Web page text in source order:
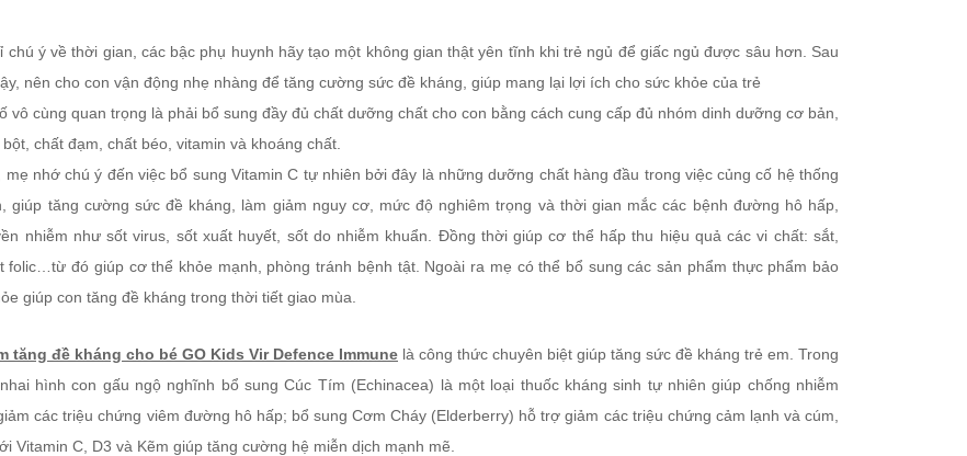
chú ý về thời gian, các bậc phụ huynh hãy tạo một không gian thật yên tĩnh khi trẻ ngủ để giấc ngủ được sâu hơn. Sau
nên cho con vận động nhẹ nhàng để tăng cường sức đề kháng, giúp mang lại lợi ích cho sức khỏe của trẻ
vô cùng quan trọng là phải bổ sung đầy đủ chất dưỡng chất cho con bằng cách cung cấp đủ nhóm dinh dưỡng cơ bản,
chất đạm, chất béo, vitamin và khoáng chất.
mẹ nhớ chú ý đến việc bổ sung Vitamin C tự nhiên bởi đây là những dưỡng chất hàng đầu trong việc củng cố hệ thống
giúp tăng cường sức đề kháng, làm giảm nguy cơ, mức độ nghiêm trọng và thời gian mắc các bệnh đường hô hấp,
nhiễm như sốt virus, sốt xuất huyết, sốt do nhiễm khuẩn. Đồng thời giúp cơ thể hấp thu hiệu quả các vi chất: sắt,
folic…từ đó giúp cơ thể khỏe mạnh, phòng tránh bệnh tật. Ngoài ra mẹ có thể bổ sung các sản phẩm thực phẩm bảo
giúp con tăng đề kháng trong thời tiết giao mùa.
tăng đề kháng cho bé GO Kids Vir Defence Immune là công thức chuyên biệt giúp tăng sức đề kháng trẻ em. Trong
hình con gấu ngộ nghĩnh bổ sung Cúc Tím (Echinacea) là một loại thuốc kháng sinh tự nhiên giúp chống nhiễm
các triệu chứng viêm đường hô hấp; bổ sung Cơm Cháy (Elderberry) hỗ trợ giảm các triệu chứng cảm lạnh và cúm,
Vitamin C, D3 và Kẽm giúp tăng cường hệ miễn dịch mạnh mẽ.